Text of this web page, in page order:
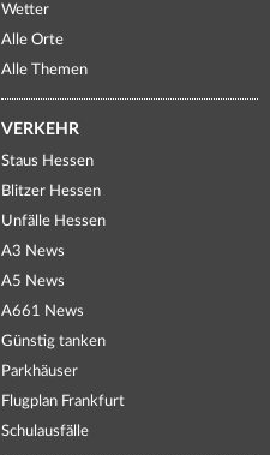
Wetter
Alle Orte
Alle Themen
VERKEHR
Staus Hessen
Blitzer Hessen
Unfälle Hessen
A3 News
A5 News
A661 News
Günstig tanken
Parkhäuser
Flugplan Frankfurt
Schulausfälle